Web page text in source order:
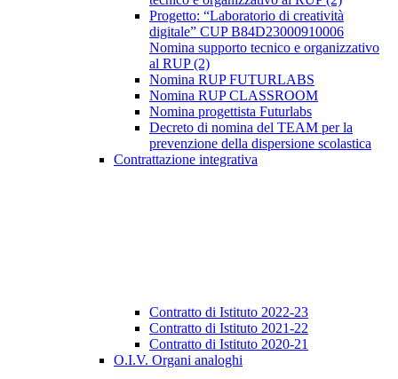
Progetto: “Laboratorio di creatività
digitale” CUP B84D23000910006
Nomina supporto tecnico e organizzativo
al RUP (2)
Nomina RUP FUTURLABS
Nomina RUP CLASSROOM
Nomina progettista Futurlabs
Decreto di nomina del TEAM per la
prevenzione della dispersione scolastica
Contrattazione integrativa
Contratto di Istituto 2022-23
Contratto di Istituto 2021-22
Contratto di Istituto 2020-21
O.I.V. Organi analoghi